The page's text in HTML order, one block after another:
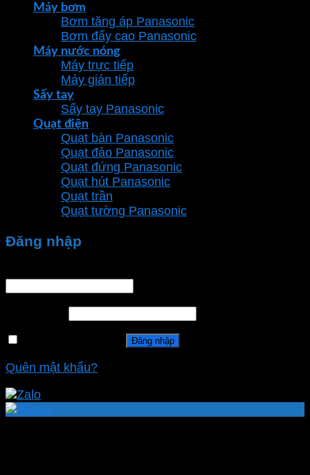
Máy bơm
Bơm tăng áp Panasonic
Bơm đẩy cao Panasonic
Máy nước nóng
Máy trực tiếp
Máy gián tiếp
Sấy tay
Sấy tay Panasonic
Quạt điện
Quạt bàn Panasonic
Quạt đảo Panasonic
Quạt đứng Panasonic
Quạt hút Panasonic
Quạt trần
Quạt tường Panasonic
Đăng nhập
Đăng nhập
Quên mật khẩu?